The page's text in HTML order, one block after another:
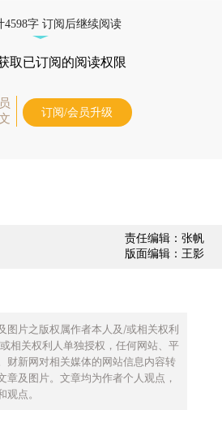
4598字 订阅后继续阅读
取已订阅的阅读权限
订阅/会员升级
责任编辑：张帆
版面编辑：王影
图片之版权属作者本人及/或相关权利
相关权利人单独授权，任何网站、平
财新网对相关媒体的网站信息内容转
章及图片。文章均为作者个人观点，
点。